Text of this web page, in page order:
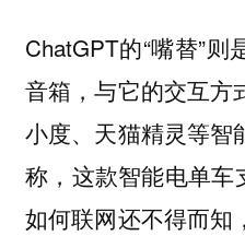
ChatGPT的“嘴替”
音箱，与它的交互方
小度、天猫精灵等智
称，这款智能电单车
如何联网还不得而知